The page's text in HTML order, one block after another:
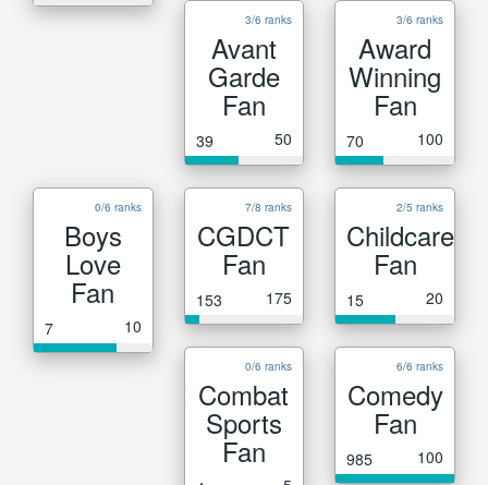
3/6 ranks
Avant
Garde
Fan
39 50
3/6 ranks
Award
Winning
Fan
70 100
0/6 ranks
Boys
Love
Fan
7 10
7/8 ranks
CGDCT
Fan
153 175
2/5 ranks
Childcare
Fan
15 20
0/6 ranks
Combat
Sports
Fan
6/6 ranks
Comedy
Fan
985 100